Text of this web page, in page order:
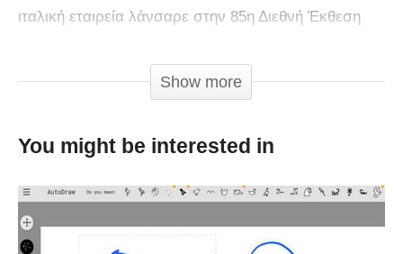
ιταλική εταιρεία λάνσαρε στην 85η Διεθνή Έκθεση
Berlinetta» που εφοδιάζεται με V8 υπέρ-
τροφοδοτούμενο κινητήρα απόδοσης 670 PS, μας
την έδειχνε να ουρλιάζει εντός πίστας. Τώρα, με το
συναρπαστική στο δρόμο», η εταιρεία από το
Μαρανέλο προσφέρει ένα εξίσου εντυπωσιακό video
Show more
You might be interested in